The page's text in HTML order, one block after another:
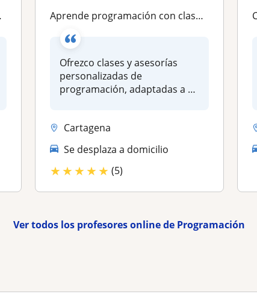
Aprende programación con clases prácticas y personalizadas
Ofrezco clases y asesorías
personalizadas de
programación, adaptadas a tu
Cartagena
Se desplaza a domicilio
★★★★★ (5)
Ver todos los profesores online de Programación